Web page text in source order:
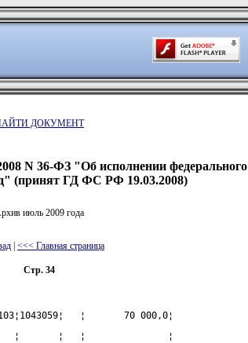
ДОКУМЕНТ
N 36-ФЗ "Об исполнении федерального
(принят ГД ФС РФ 19.03.2008)
июль 2009 года
<<< Главная страница
Стр. 34
¦       70 000,0¦
¦    ¦       ¦   ¦               ¦